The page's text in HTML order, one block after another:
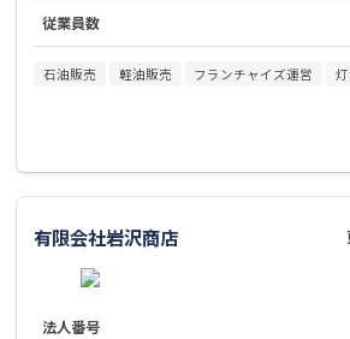
従業員数
石油販売 軽油販売 フランチャイズ運営
有限会社岩沢商店
法人番号